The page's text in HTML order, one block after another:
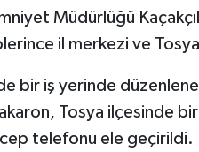
Müdürlüğü
il merkezi ve
bir iş yerinde
Tosya ilçesinde
cep telefonu ele geçirildi.